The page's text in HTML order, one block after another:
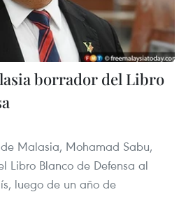
borrador del Libro
Malasia, Mohamad Sabu,
Libro Blanco de Defensa al
luego de un año de